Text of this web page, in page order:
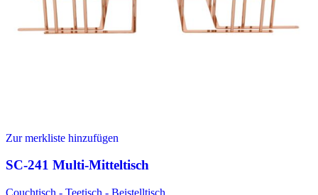
Zur merkliste hinzufügen
SC-241 Multi-Mitteltisch